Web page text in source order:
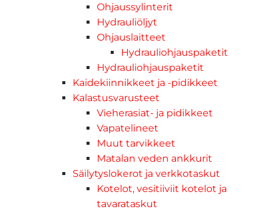
Ohjaussylinterit
Hydrauliöljyt
Ohjauslaitteet
Hydrauliohjauspaketit
Hydrauliohjauspaketit
Kaidekiinnikkeet ja -pidikkeet
Kalastusvarusteet
Vieherasiat- ja pidikkeet
Vapatelineet
Muut tarvikkeet
Matalan veden ankkurit
Säilytyslokerot ja verkkotaskut
Kotelot, vesitiiviit kotelot ja
tavarataskut